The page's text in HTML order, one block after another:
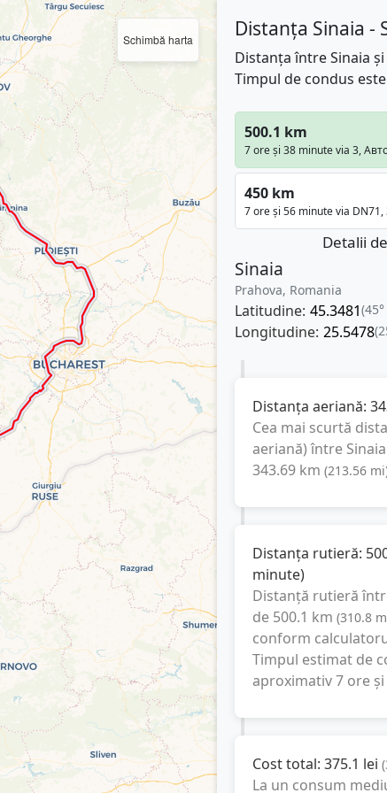
Schimbă harta Distanța Sinaia -
Distanța între Sinaia
Timpul de condus
500.1 km
7 ore și 38 minute via 3,
450 km
7 ore și 56 minute via DN71,
Detalii
Sinaia
Prahova, Romania
Latitudine: 45.3481
Longitudine: 25.5478
Distanța aeriană:
Cea mai scurtă
aeriană) între Sinaia
343.69 km (213.56 mi
Distanța rutieră:
minute)
Distanță rutieră
de 500.1 km (310.8
conform
Timpul estimat de
aproximativ7 ore
Cost total: 375.1 lei (
La un consum